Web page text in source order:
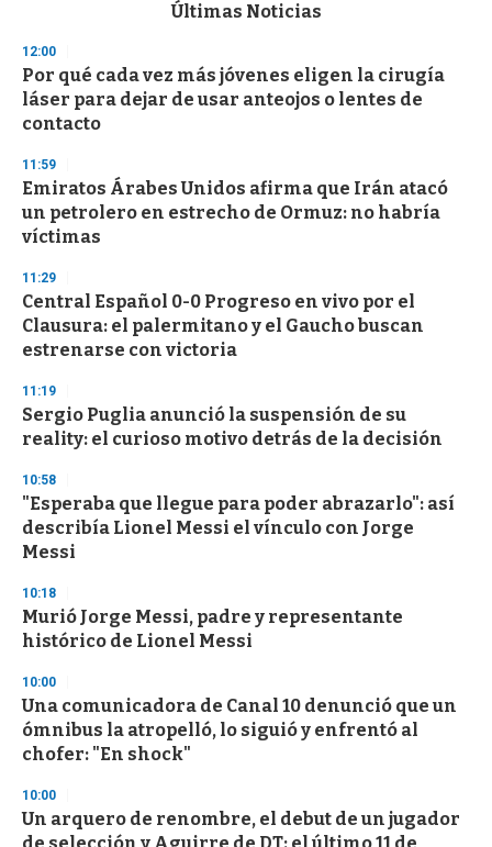
d
s
o
f
3
s
e
c
o
n
Últimas Noticias
12:00
Por qué cada vez más jóvenes eligen la cirugía
láser para dejar de usar anteojos o lentes de
contacto
11:59
Emiratos Árabes Unidos afirma que Irán atacó
un petrolero en estrecho de Ormuz: no habría
víctimas
11:29
Central Español 0-0 Progreso en vivo por el
Clausura: el palermitano y el Gaucho buscan
estrenarse con victoria
11:19
Sergio Puglia anunció la suspensión de su
reality: el curioso motivo detrás de la decisión
10:58
"Esperaba que llegue para poder abrazarlo": así
describía Lionel Messi el vínculo con Jorge
Messi
10:18
Murió Jorge Messi, padre y representante
histórico de Lionel Messi
10:00
Una comunicadora de Canal 10 denunció que un
ómnibus la atropelló, lo siguió y enfrentó al
chofer: "En shock"
10:00
Un arquero de renombre, el debut de un jugador